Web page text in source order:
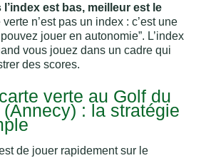
l’index est bas, meilleur est le
verte n’est pas un index : c’est une
jouer en autonomie”. L’index
vous jouez dans un cadre qui
des scores.
verte au Golf du
: la stratégie
de jouer rapidement sur le